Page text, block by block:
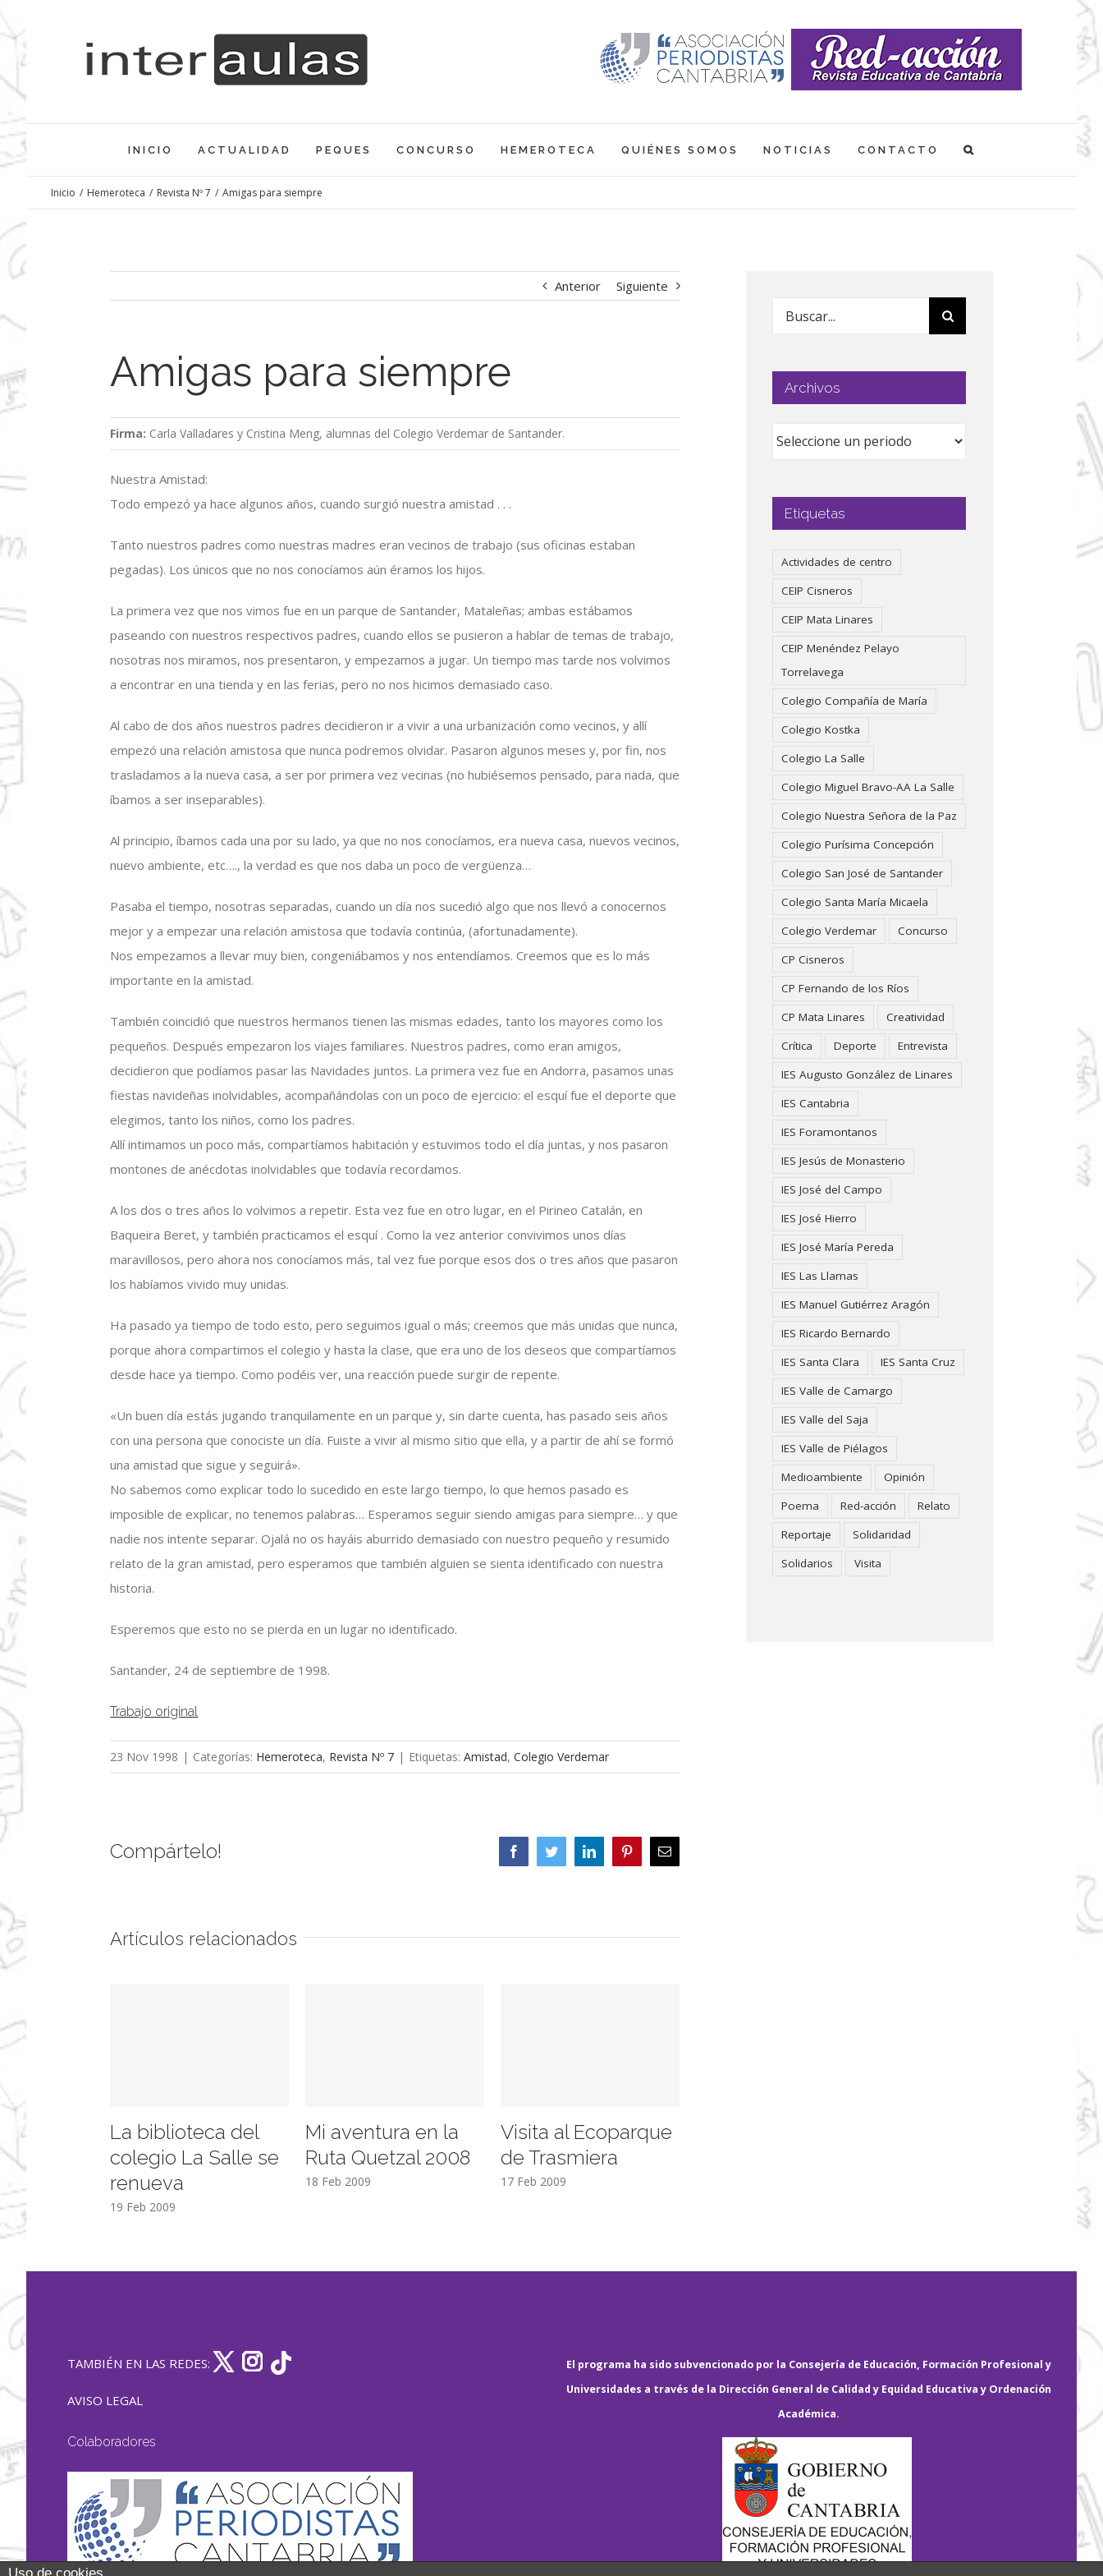
al
contenido
INICIO ACTUALIDAD PEQUES CONCURSO HEMEROTECA QUIÉNES SOMOS NOTICIAS CONTACTO
Inicio / Hemeroteca / Revista Nº 7 / Amigas para siempre
Anterior Siguiente
Amigas para siempre
Firma: Carla Valladares y Cristina Meng, alumnas del Colegio Verdemar de Santander.
Nuestra Amistad:
Todo empezó ya hace algunos años, cuando surgió nuestra amistad . . .
Tanto nuestros padres como nuestras madres eran vecinos de trabajo (sus oficinas estaban
pegadas). Los únicos que no nos conocíamos aún éramos los hijos.
La primera vez que nos vimos fue en un parque de Santander, Mataleñas; ambas estábamos
paseando con nuestros respectivos padres, cuando ellos se pusieron a hablar de temas de trabajo,
nosotras nos miramos, nos presentaron, y empezamos a jugar. Un tiempo mas tarde nos volvimos
a encontrar en una tienda y en las ferias, pero no nos hicimos demasiado caso.
Al cabo de dos años nuestros padres decidieron ir a vivir a una urbanización como vecinos, y allí
empezó una relación amistosa que nunca podremos olvidar. Pasaron algunos meses y, por fin, nos
trasladamos a la nueva casa, a ser por primera vez vecinas (no hubiésemos pensado, para nada, que
íbamos a ser inseparables).
Al principio, íbamos cada una por su lado, ya que no nos conocíamos, era nueva casa, nuevos vecinos,
nuevo ambiente, etc…., la verdad es que nos daba un poco de vergüenza…
Pasaba el tiempo, nosotras separadas, cuando un día nos sucedió algo que nos llevó a conocernos
mejor y a empezar una relación amistosa que todavía continúa, (afortunadamente).
Nos empezamos a llevar muy bien, congeniábamos y nos entendíamos. Creemos que es lo más
importante en la amistad.
También coincidió que nuestros hermanos tienen las mismas edades, tanto los mayores como los
pequeños. Después empezaron los viajes familiares. Nuestros padres, como eran amigos,
decidieron que podíamos pasar las Navidades juntos. La primera vez fue en Andorra, pasamos unas
fiestas navideñas inolvidables, acompañándolas con un poco de ejercicio: el esquí fue el deporte que
elegimos, tanto los niños, como los padres.
Allí intimamos un poco más, compartíamos habitación y estuvimos todo el día juntas, y nos pasaron
montones de anécdotas inolvidables que todavía recordamos.
A los dos o tres años lo volvimos a repetir. Esta vez fue en otro lugar, en el Pirineo Catalán, en
Baqueira Beret, y también practicamos el esquí . Como la vez anterior convivimos unos días
maravillosos, pero ahora nos conocíamos más, tal vez fue porque esos dos o tres años que pasaron
los habíamos vivido muy unidas.
Ha pasado ya tiempo de todo esto, pero seguimos igual o más; creemos que más unidas que nunca,
porque ahora compartimos el colegio y hasta la clase, que era uno de los deseos que compartíamos
desde hace ya tiempo. Como podéis ver, una reacción puede surgir de repente.
«Un buen día estás jugando tranquilamente en un parque y, sin darte cuenta, has pasado seis años
con una persona que conociste un día. Fuiste a vivir al mismo sitio que ella, y a partir de ahí se formó
una amistad que sigue y seguirá».
No sabemos como explicar todo lo sucedido en este largo tiempo, lo que hemos pasado es
imposible de explicar, no tenemos palabras… Esperamos seguir siendo amigas para siempre… y que
nadie nos intente separar. Ojalá no os hayáis aburrido demasiado con nuestro pequeño y resumido
relato de la gran amistad, pero esperamos que también alguien se sienta identificado con nuestra
historia.
Esperemos que esto no se pierda en un lugar no identificado.
Santander, 24 de septiembre de 1998.
Trabajo original
23 Nov 1998 | Categorías: Hemeroteca, Revista Nº 7 | Etiquetas:Amistad,Colegio Verdemar
Compártelo! FacebookTwitterLinkedIn PinterestCorreo
electrónico
Artículos relacionados
La biblioteca del
colegio La Salle se
renueva
19 Feb 2009
Mi aventura en la
Ruta Quetzal 2008
18 Feb 2009
Visita al Ecoparque
de Trasmiera
17 Feb 2009
Buscar:
Archivos
Etiquetas
Actividades de centro
CEIP Cisneros
CEIP Mata Linares
CEIP Menéndez Pelayo
Torrelavega
Colegio Compañía de María
Colegio Kostka
Colegio La Salle
Colegio Miguel Bravo-AA La Salle
Colegio Nuestra Señora de la Paz
Colegio Purísima Concepción
Colegio San José de Santander
Colegio Santa María Micaela
Colegio Verdemar
Concurso
CP Cisneros
CP Fernando de los Ríos
CP Mata Linares
Creatividad
Crítica
Deporte
Entrevista
IES Augusto González de Linares
IES Cantabria
IES Foramontanos
IES Jesús de Monasterio
IES José del Campo
IES José Hierro
IES José María Pereda
IES Las Llamas
IES Manuel Gutiérrez Aragón
IES Ricardo Bernardo
IES Santa Clara
IES Santa Cruz
IES Valle de Camargo
IES Valle del Saja
IES Valle de Piélagos
Medioambiente
Opinión
Poema
Red-acción
Relato
Reportaje
Solidaridad
Solidarios
Visita
TAMBIÉN EN LAS REDES:
AVISO LEGAL
Colaboradores
El programa ha sido subvencionado por la Consejería de Educación, Formación Profesional y
Universidades a través de la Dirección General de Calidad y Equidad Educativa y Ordenación
Académica.